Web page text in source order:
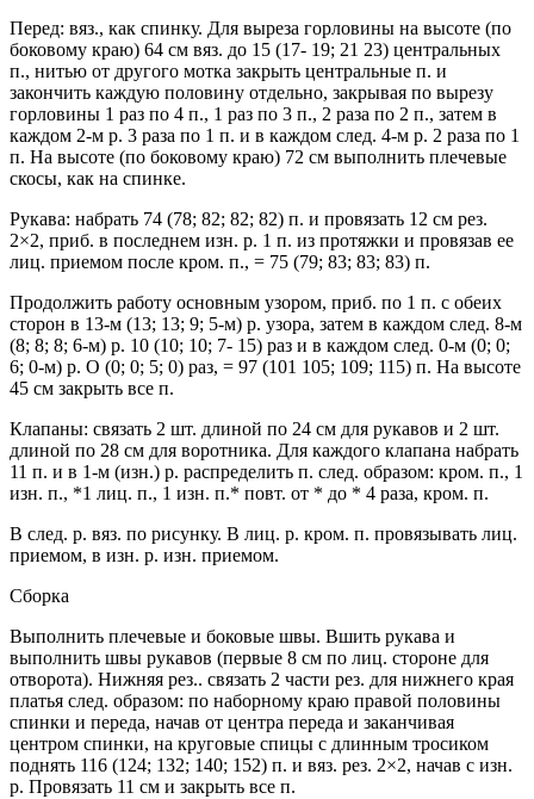
Перед: вяз., как спинку. Для выреза горловины на высоте (по
боковому краю) 64 см вяз. до 15 (17- 19; 21 23) центральных
п., нитью от другого мотка закрыть центральные п. и
закончить каждую половину отдельно, закрывая по вырезу
горловины 1 раз по 4 п., 1 раз по 3 п., 2 раза по 2 п., затем в
каждом 2-м р. 3 раза по 1 п. и в каждом след. 4-м р. 2 раза по 1
п. На высоте (по боковому краю) 72 см выполнить плечевые
скосы, как на спинке.
Рукава: набрать 74 (78; 82; 82; 82) п. и провязать 12 см рез.
2×2, приб. в последнем изн. р. 1 п. из протяжки и провязав ее
лиц. приемом после кром. п., = 75 (79; 83; 83; 83) п.
Продолжить работу основным узором, приб. по 1 п. с обеих
сторон в 13-м (13; 13; 9; 5-м) р. узора, затем в каждом след. 8-м
(8; 8; 8; 6-м) р. 10 (10; 10; 7- 15) раз и в каждом след. 0-м (0; 0;
6; 0-м) р. О (0; 0; 5; 0) раз, = 97 (101 105; 109; 115) п. На высоте
45 см закрыть все п.
Клапаны: связать 2 шт. длиной по 24 см для рукавов и 2 шт.
длиной по 28 см для воротника. Для каждого клапана набрать
11 п. и в 1-м (изн.) р. распределить п. след. образом: кром. п., 1
изн. п., *1 лиц. п., 1 изн. п.* повт. от * до * 4 раза, кром. п.
В след. р. вяз. по рисунку. В лиц. р. кром. п. провязывать лиц.
приемом, в изн. р. изн. приемом.
Сборка
Выполнить плечевые и боковые швы. Вшить рукава и
выполнить швы рукавов (первые 8 см по лиц. стороне для
отворота). Нижняя рез.. связать 2 части рез. для нижнего края
платья след. образом: по наборному краю правой половины
спинки и переда, начав от центра переда и заканчивая
центром спинки, на круговые спицы с длинным тросиком
поднять 116 (124; 132; 140; 152) п. и вяз. рез. 2×2, начав с изн.
р. Провязать 11 см и закрыть все п.